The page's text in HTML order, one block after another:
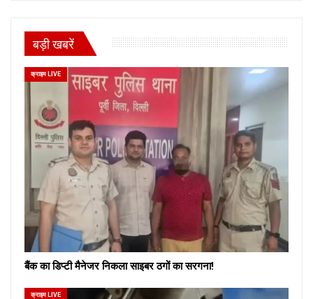
बड़ी खबरें
क्राइम LIVE
बैंक का डिप्टी मैनेजर निकला साइबर ठगों का सरगना!
क्राइम LIVE